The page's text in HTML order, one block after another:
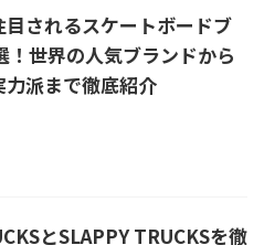
目されるスケートボードブ
！世界の人気ブランドから
力派まで徹底紹介
とSLAPPY TRUCKSを徹